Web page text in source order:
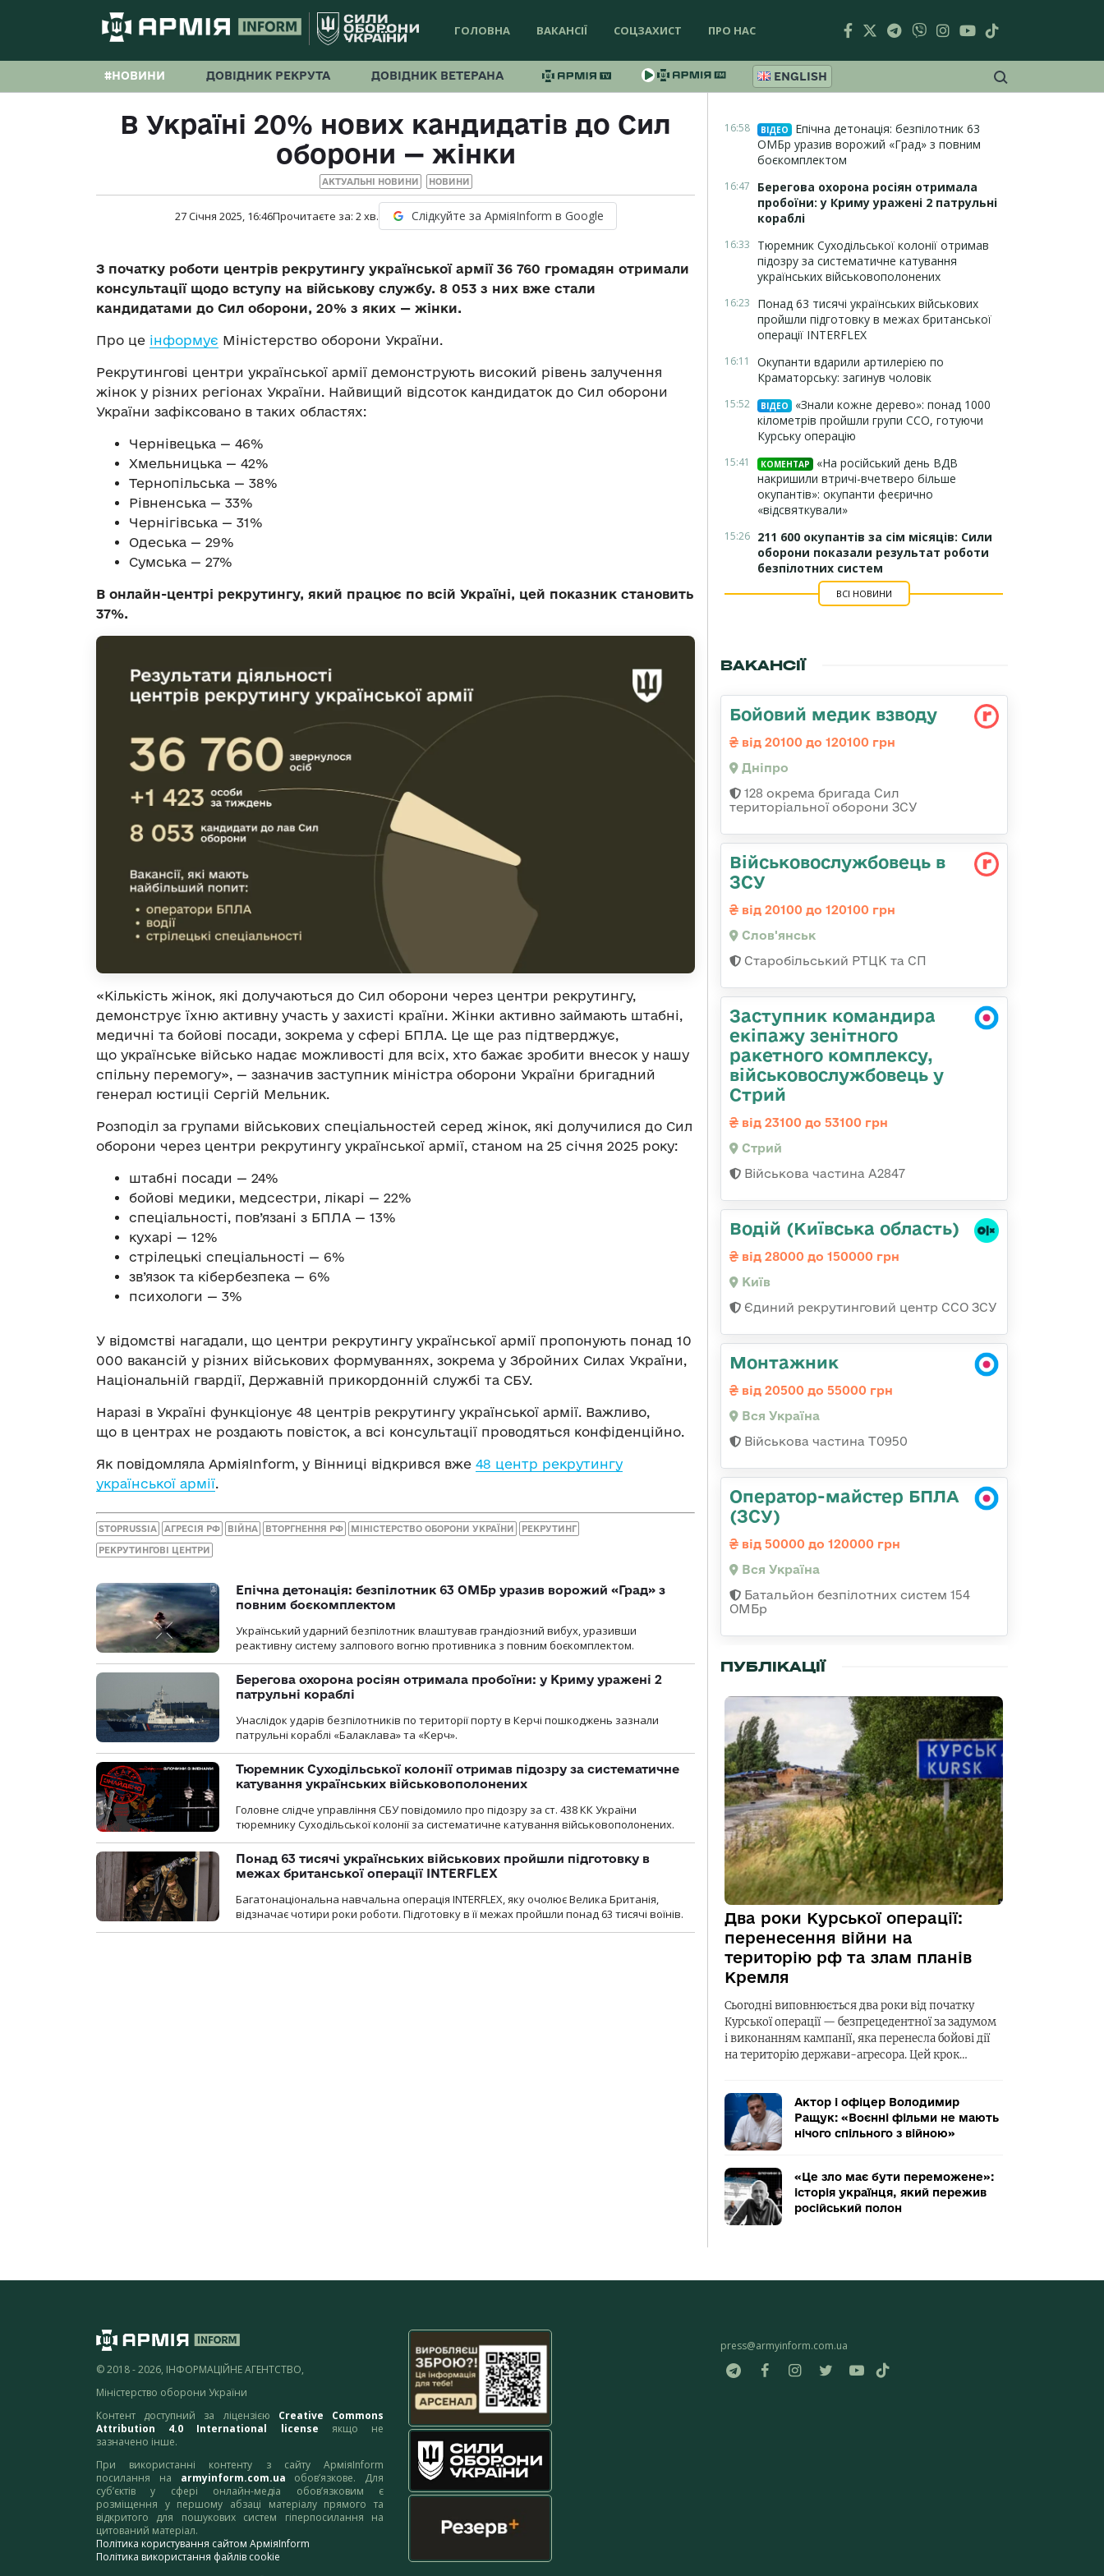
ГОЛОВНА ВАКАНСІЇ СОЦЗАХИСТ ПРО НАС
#НОВИНИ ДОВІДНИК РЕКРУТА ДОВІДНИК ВЕТЕРАНА ENGLISH
В Україні 20% нових кандидатів до Сил
оборони — жінки
АКТУАЛЬНІ НОВИНИ НОВИНИ
27 Січня 2025, 16:46Прочитаєте за: 2хв. Слідкуйте за АрміяInform в Google
З початку роботи центрів рекрутингу української армії 36 760 громадян отримали
консультації щодо вступу на військову службу. 8 053 з них вже стали
кандидатами до Сил оборони, 20% з яких — жінки.
Про це інформує Міністерство оборони України.
Рекрутингові центри української армії демонструють високий рівень залучення
жінок у різних регіонах України. Найвищий відсоток кандидаток до Сил оборони
України зафіксовано в таких областях:
Чернівецька — 46%
Хмельницька — 42%
Тернопільська — 38%
Рівненська — 33%
Чернігівська — 31%
Одеська — 29%
Сумська — 27%
В онлайн-центрі рекрутингу, який працює по всій Україні, цей показник становить
37%.
«Кількість жінок, які долучаються до Сил оборони через центри рекрутингу,
демонструє їхню активну участь у захисті країни. Жінки активно займають штабні,
медичні та бойові посади, зокрема у сфері БПЛА. Це ще раз підтверджує,
що українське військо надає можливості для всіх, хто бажає зробити внесок у нашу
спільну перемогу», — зазначив заступник міністра оборони України бригадний
генерал юстиціі Сергій Мельник.
Розподіл за групами військових спеціальностей серед жінок, які долучилися до Сил
оборони через центри рекрутингу української армії, станом на 25 січня 2025 року:
штабні посади — 24%
бойові медики, медсестри, лікарі — 22%
спеціальності, пов’язані з БПЛА — 13%
кухарі — 12%
стрілецькі спеціальності — 6%
зв’язок та кібербезпека — 6%
психологи — 3%
У відомстві нагадали, що центри рекрутингу української армії пропонують понад 10
000 вакансій у різних військових формуваннях, зокрема у Збройних Силах України,
Національній гвардії, Державній прикордонній службі та СБУ.
Наразі в Україні функціонує 48 центрів рекрутингу української армії. Важливо,
що в центрах не роздають повісток, а всі консультації проводяться конфіденційно.
Як повідомляла АрміяInform, у Вінниці відкрився вже 48 центр рекрутингу
української армії.
STOPRUSSIA АГРЕСІЯ РФ ВІЙНА ВТОРГНЕННЯ РФ МІНІСТЕРСТВО ОБОРОНИ УКРАЇНИ РЕКРУТИНГ
РЕКРУТИНГОВІ ЦЕНТРИ
Епічна детонація: безпілотник 63 ОМБр уразив ворожий «Град» з
повним боєкомплектом
Український ударний безпілотник влаштував грандіозний вибух, уразивши
реактивну систему залпового вогню противника з повним боєкомплектом.
Берегова охорона росіян отримала пробоїни: у Криму уражені 2
патрульні кораблі
Унаслідок ударів безпілотників по території порту в Керчі пошкоджень зазнали
патрульні кораблі «Балаклава» та «Керч».
Тюремник Суходільської колонії отримав підозру за систематичне
катування українських військовополонених
Головне слідче управління СБУ повідомило про підозру за ст. 438 КК України
тюремнику Суходільської колонії за систематичне катування військовополонених.
Понад 63 тисячі українських військових пройшли підготовку в
межах британської операції INTERFLEX
Багатонаціональна навчальна операція INTERFLEX, яку очолює Велика Британія,
відзначає чотири роки роботи. Підготовку в її межах пройшли понад 63 тисячі воїнів.
16:58 ВІДЕО
Епічна детонація: безпілотник 63
ОМБр уразив ворожий «Град» з повним
боєкомплектом
16:47
Берегова охорона росіян отримала
пробоїни: у Криму уражені 2 патрульні
кораблі
16:33
Тюремник Суходільської колонії отримав
підозру за систематичне катування
українських військовополонених
16:23
Понад 63 тисячі українських військових
пройшли підготовку в межах британської
операції INTERFLEX
16:11
Окупанти вдарили артилерією по
Краматорську: загинув чоловік
15:52 ВІДЕО
«Знали кожне дерево»: понад 1000
кілометрів пройшли групи ССО, готуючи
Курську операцію
15:41 КОМЕНТАР
«На російський день ВДВ
накришили втричі-вчетверо більше
окупантів»: окупанти феєрично
«відсвяткували»
15:26 211 600 окупантів за сім місяців: Сили
оборони показали результат роботи
безпілотних систем
ВСІ НОВИНИ
ВАКАНСІЇ
Бойовий медик взводу
від 20100 до 120100 грн
Дніпро
128 окрема бригада Сил
територіальної оборони ЗСУ
Військовослужбовець в
ЗСУ
від 20100 до 120100 грн
Слов'янськ
Старобільський РТЦК та СП
Заступник командира
екіпажу зенітного
ракетного комплексу,
військовослужбовець у
Стрий
від 23100 до 53100 грн
Стрий
Військова частина А2847
Водій (Київська область)
від 28000 до 150000 грн
Київ
Єдиний рекрутинговий центр ССО ЗСУ
Монтажник
від 20500 до 55000 грн
Вся Україна
Військова частина Т0950
Оператор-майстер БПЛА
(ЗСУ)
від 50000 до 120000 грн
Вся Україна
Батальйон безпілотних систем 154
ОМБр
ПУБЛІКАЦІЇ
Два роки Курської операції:
перенесення війни на
територію рф та злам планів
Кремля
Сьогодні виповнюється два роки від початку
Курської операції — безпрецедентної за задумом
і виконанням кампанії, яка перенесла бойові дії
на територію держави-агресора. Цей крок…
Актор і офіцер Володимир
Ращук: «Воєнні фільми не мають
нічого спільного з війною»
«Це зло має бути переможене»:
історія українця, який пережив
російський полон
© 2018 - 2026, ІНФОРМАЦІЙНЕ АГЕНТСТВО,
Міністерство оборони України
Контент доступний за ліцензією Creative Commons
Attribution 4.0 International license якщо не
зазначено інше.
При використанні контенту з сайту АрміяInform
посилання на armyinform.com.ua обов’язкове. Для
суб’єктів у сфері онлайн-медіа обов’язковим є
розміщення у першому абзаці матеріалу прямого та
відкритого для пошукових систем гіперпосилання на
цитований матеріал.
Політика користування сайтом АрміяInform
Політика використання файлів cookie
press@armyinform.com.ua